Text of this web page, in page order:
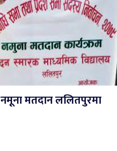
नमूना मतदान ललितपुरमा